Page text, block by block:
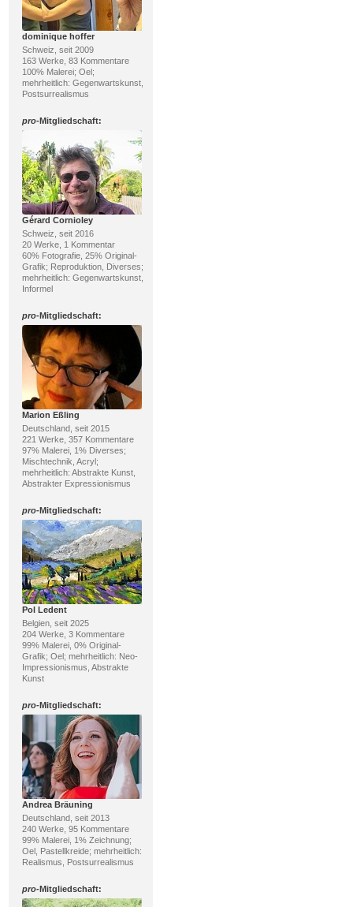
dominique hoffer
Schweiz, seit 2009
163 Werke, 83 Kommentare
100% Malerei; Oel;
mehrheitlich: Gegenwartskunst,
Postsurrealismus
pro-Mitgliedschaft:
Gérard Cornioley
Schweiz, seit 2016
20 Werke, 1 Kommentar
60% Fotografie, 25% Original-
Grafik; Reproduktion, Diverses;
mehrheitlich: Gegenwartskunst,
Informel
pro-Mitgliedschaft:
Marion Eßling
Deutschland, seit 2015
221 Werke, 357 Kommentare
97% Malerei, 1% Diverses;
Mischtechnik, Acryl;
mehrheitlich: Abstrakte Kunst,
Abstrakter Expressionismus
pro-Mitgliedschaft:
Pol Ledent
Belgien, seit 2025
204 Werke, 3 Kommentare
99% Malerei, 0% Original-
Grafik; Oel; mehrheitlich: Neo-
Impressionismus, Abstrakte
Kunst
pro-Mitgliedschaft:
Andrea Bräuning
Deutschland, seit 2013
240 Werke, 95 Kommentare
99% Malerei, 1% Zeichnung;
Oel, Pastellkreide; mehrheitlich:
Realismus, Postsurrealismus
pro-Mitgliedschaft: